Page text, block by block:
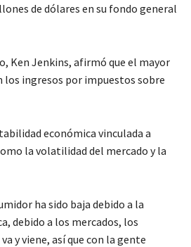
de dólares en su fondo general
Ken Jenkins, afirmó que el mayor
los ingresos por impuestos sobre
económica vinculada a
la volatilidad del mercado y la
ha sido baja debido a la
debido a los mercados, los
y viene, así que con la gente